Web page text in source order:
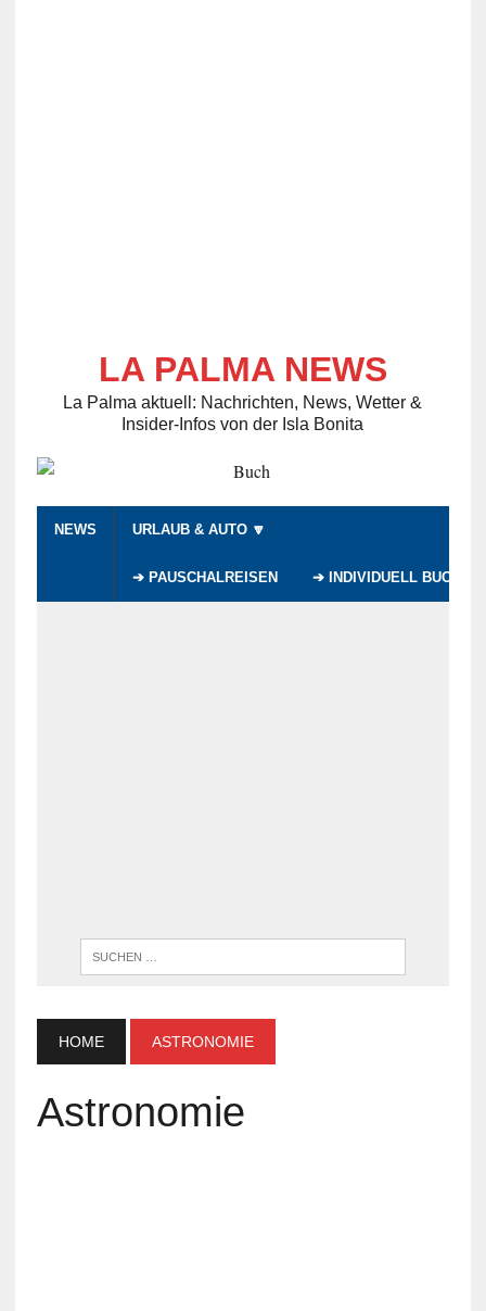
LA PALMA NEWS
La Palma aktuell: Nachrichten, News, Wetter &
Insider-Infos von der Isla Bonita
NEWS URLAUB & AUTO 🔽
➔ PAUSCHALREISEN ➔ INDIVIDUELL BUCHEN
HOME ASTRONOMIE
Astronomie